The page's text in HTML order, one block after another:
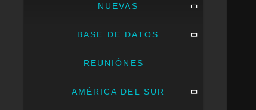
NUEVAS
BASE DE DATOS
REUNIÓNES
AMÉRICA DEL SUR